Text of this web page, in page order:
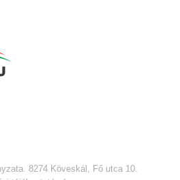
8274 Köveskál, Fő utca 10.